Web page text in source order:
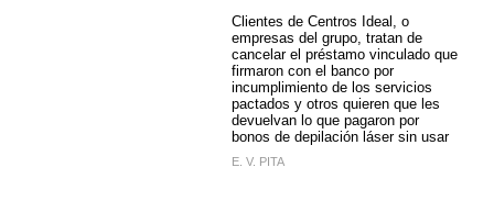
Clientes de Centros Ideal, o
empresas del grupo, tratan de
cancelar el préstamo vinculado que
firmaron con el banco por
incumplimiento de los servicios
pactados y otros quieren que les
devuelvan lo que pagaron por
bonos de depilación láser sin usar
E. V. PITA